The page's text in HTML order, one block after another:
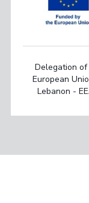
Delegation of
European
Lebanon -